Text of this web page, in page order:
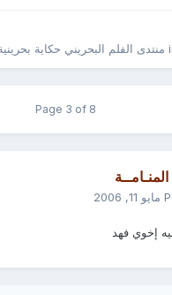
منتدى الفلم البحريني حكاية بحرينية
Page 3 of 8
مايو 11, 2006
إخوي فهد